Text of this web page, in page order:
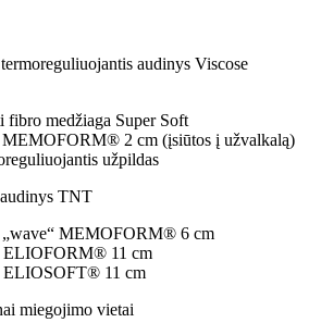
audinys Viscose
fibro medžiaga Super Soft
MEMOFORM® 2 cm (įsiūtos į užvalkalą)
užpildas
TNT
„wave“ MEMOFORM® 6 cm
ELIOFORM® 11 cm
ELIOSOFT® 11 cm
miegojimo vietai